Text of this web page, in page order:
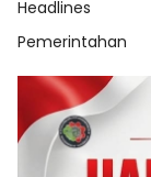
Headlines
Pemerintahan